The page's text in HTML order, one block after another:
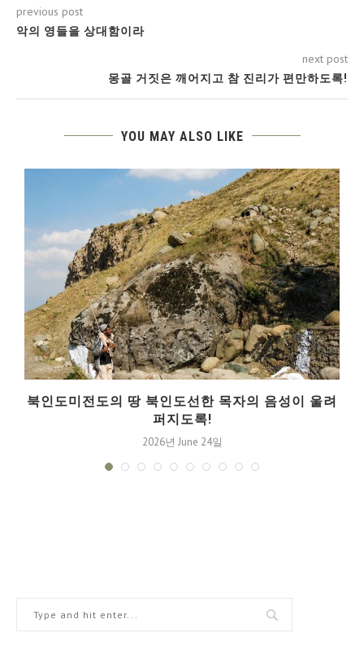
previous post
악의 영들을 상대함이라
next post
몽골 거짓은 깨어지고 참 진리가 편만하도록!
YOU MAY ALSO LIKE
북인도미전도의 땅 북인도선한 목자의 음성이 울려
퍼지도록!
2026년 June 24일